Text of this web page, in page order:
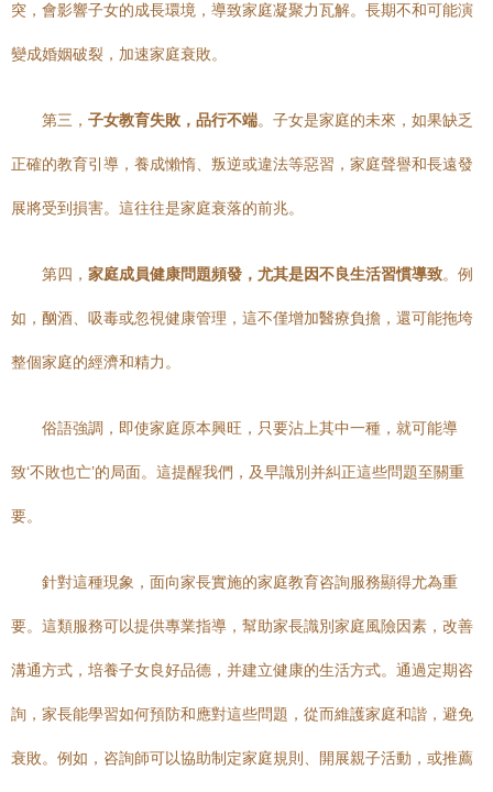
突，會影響子女的成長環境，導致家庭凝聚力瓦解。長期不和可能演
變成婚姻破裂，加速家庭衰敗。
第三， 子女教育失敗，品行不端。子女是家庭的未來，如果缺乏
正確的教育引導，養成懶惰、叛逆或違法等惡習，家庭聲譽和長遠發
展將受到損害。這往往是家庭衰落的前兆。
第四， 家庭成員健康問題頻發，尤其是因不良生活習慣導致。例
如，酗酒、吸毒或忽視健康管理，這不僅增加醫療負擔，還可能拖垮
整個家庭的經濟和精力。
俗語強調，即使家庭原本興旺，只要沾上其中一種，就可能導
致‘不敗也亡’的局面。這提醒我們，及早識別并糾正這些問題至關重
要。
針對這種現象，面向家長實施的家庭教育咨詢服務顯得尤為重
要。這類服務可以提供專業指導，幫助家長識別家庭風險因素，改善
溝通方式，培養子女良好品德，并建立健康的生活方式。通過定期咨
詢，家長能學習如何預防和應對這些問題，從而維護家庭和諧，避免
衰敗。例如，咨詢師可以協助制定家庭規則、開展親子活動，或推薦